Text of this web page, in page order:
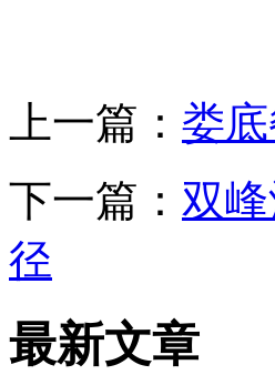
上一篇： 娄
下一篇： 双
径
最新文章